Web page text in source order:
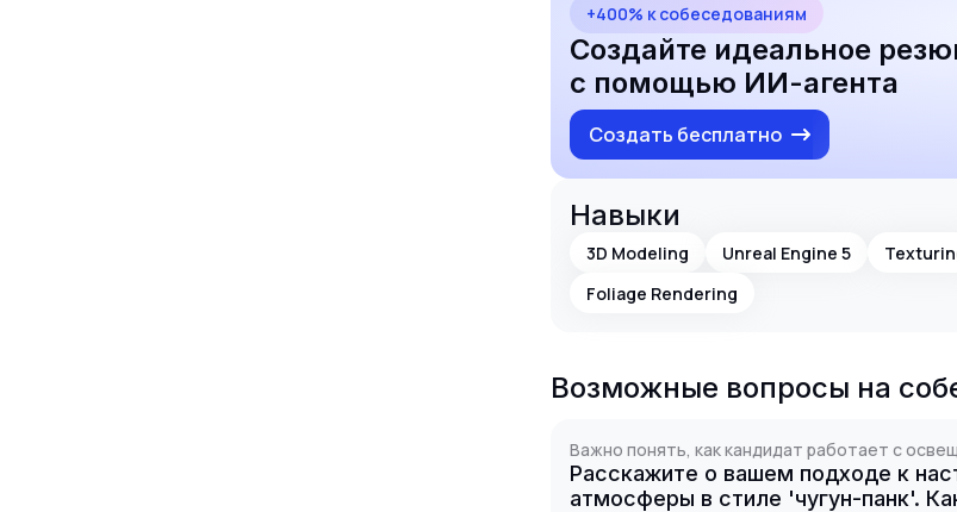
+400% к собеседованиям
Создайте идеальное
с помощью ИИ-агента
Создать бесплатно
Навыки
3D Modeling Unreal Engine 5
Foliage Rendering
Возможные вопросы на
Важно понять, как кандидат работает с
Расскажите о вашем подходе к
атмосферы в стиле 'чугун-панк'.